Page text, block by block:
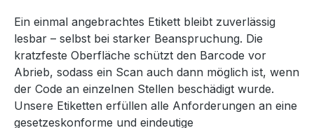
Ein einmal angebrachtes Etikett bleibt zuverlässig
lesbar – selbst bei starker Beanspruchung. Die
kratzfeste Oberfläche schützt den Barcode vor
Abrieb, sodass ein Scan auch dann möglich ist, wenn
der Code an einzelnen Stellen beschädigt wurde.
Unsere Etiketten erfüllen alle Anforderungen an eine
gesetzeskonforme und eindeutige